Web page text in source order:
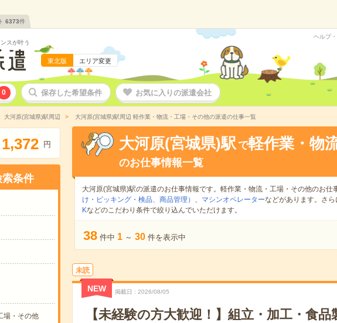
6373件
スが叶う
東北版 エリア変更
ヘルプ
0 保存した希望条件 お気に入りの派遣会社
大河原(宮城県)駅周辺 大河原(宮城県)駅周辺 軽作業・物流・工場・その他の派遣の仕事一覧
1,372 円
条件
場・その他
大河原(宮城県)駅 で軽作業・物
のお仕事情報一覧
大河原(宮城県)駅の派遣のお仕事情報です。軽作業・物流・工場・その他のお仕
け・ピッキング・検品、商品管理） 、 マシンオペレーターなどがあります。さら
Kなどのこだわり条件で絞り込んでいただけます。
38 件中 1 ～ 30 件を表示中
未読
NEW 掲載日 2026/08/05
【未経験の方大歓迎！】組立・加工・食